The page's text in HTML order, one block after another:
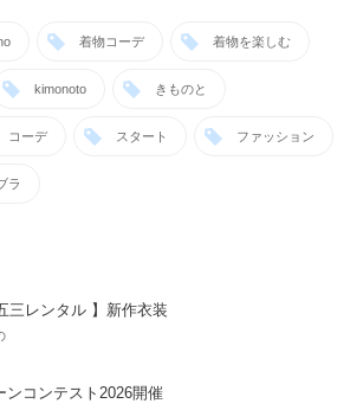
着物コーデ 着物を楽しむ
kimonoto きものと
コーデ スタート ファッション
ラ
三レンタル 】新作衣装
ンコンテスト2026開催